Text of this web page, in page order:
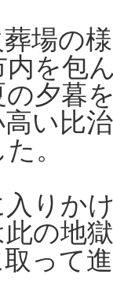
場の
を包
夕暮
い比
。
りか
の地
って